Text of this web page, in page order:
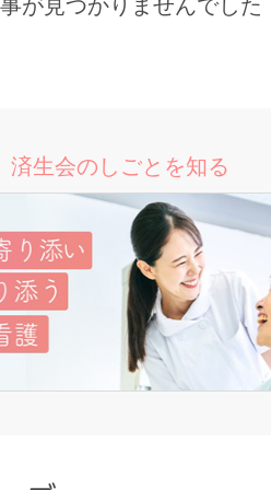
が見つかりませんでした
済生会のしごとを知る